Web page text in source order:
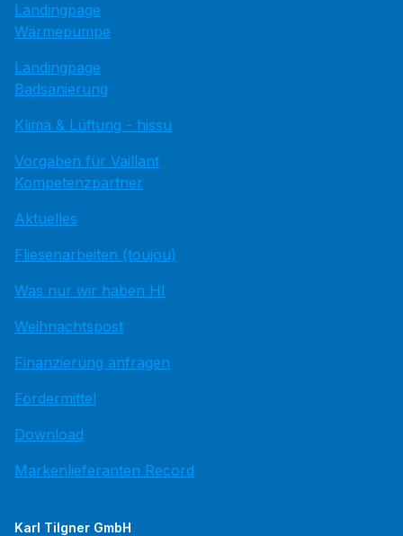
Landingpage
Wärmepumpe
Landingpage
Badsanierung
Klima & Lüftung - hissu
Vorgaben für Vaillant
Kompetenzpartner
Aktuelles
Fliesenarbeiten (toujou)
Was nur wir haben HI
Weihnachtspost
Finanzierung anfragen
Fördermittel
Download
Markenlieferanten Record
Karl Tilgner GmbH